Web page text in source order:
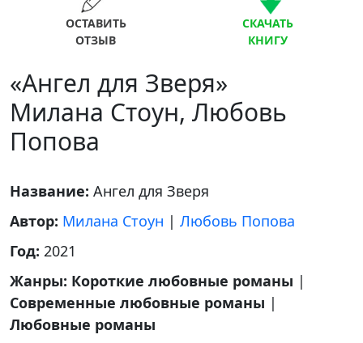
ОСТАВИТЬ
ОТЗЫВ
СКАЧАТЬ
КНИГУ
«Ангел для Зверя»
Милана Стоун, Любовь
Попова
Название: Ангел для Зверя
Автор: Милана Стоун | Любовь Попова
Год: 2021
Жанры: Короткие любовные романы |
Современные любовные романы |
Любовные романы